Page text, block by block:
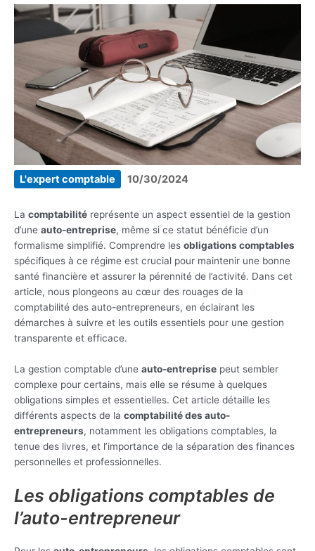
L'expert comptable 10/30/2024
La comptabilité représente un aspect essentiel de la gestion
d’une auto-entreprise, même si ce statut bénéficie d’un
formalisme simplifié. Comprendre les obligations comptables
spécifiques à ce régime est crucial pour maintenir une bonne
santé financière et assurer la pérennité de l’activité. Dans cet
article, nous plongeons au cœur des rouages de la
comptabilité des auto-entrepreneurs, en éclairant les
démarches à suivre et les outils essentiels pour une gestion
transparente et efficace.
La gestion comptable d’une auto-entreprise peut sembler
complexe pour certains, mais elle se résume à quelques
obligations simples et essentielles. Cet article détaille les
différents aspects de la comptabilité des auto-
entrepreneurs, notamment les obligations comptables, la
tenue des livres, et l’importance de la séparation des finances
personnelles et professionnelles.
Les obligations comptables de
l’auto-entrepreneur